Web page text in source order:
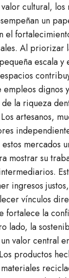
cultural, los
un
el
Al priorizar
escala y
dignos
la riqueza
artesanos,
mercados
mostrar su
ingresos
vínculos
fortalece la
lado, la
valor central
productos